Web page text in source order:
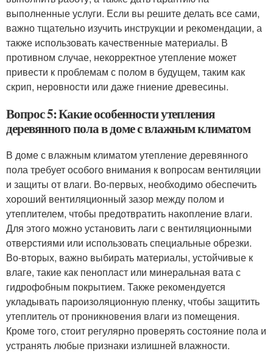
выполненные услуги. Если вы решите делать все сами,
важно тщательно изучить инструкции и рекомендации, а
также использовать качественные материалы. В
противном случае, некорректное утепление может
привести к проблемам с полом в будущем, таким как
скрип, неровности или даже гниение древесины.
Вопрос 5: Какие особенности утепления
деревянного пола в доме с влажным климатом
В доме с влажным климатом утепление деревянного
пола требует особого внимания к вопросам вентиляции
и защиты от влаги. Во-первых, необходимо обеспечить
хороший вентиляционный зазор между полом и
утеплителем, чтобы предотвратить накопление влаги.
Для этого можно установить лаги с вентиляционными
отверстиями или использовать специальные обрезки.
Во-вторых, важно выбирать материалы, устойчивые к
влаге, такие как пенопласт или минеральная вата с
гидрофобным покрытием. Также рекомендуется
укладывать пароизоляционную пленку, чтобы защитить
утеплитель от проникновения влаги из помещения.
Кроме того, стоит регулярно проверять состояние пола и
устранять любые признаки излишней влажности.